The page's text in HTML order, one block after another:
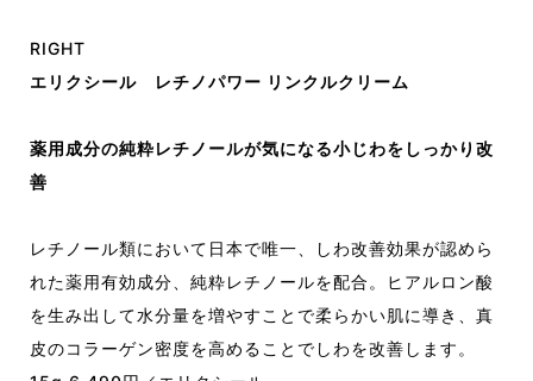
RIGHT
エリクシール レチノパワー リンクルクリーム
薬用成分の純粋レチノールが気になる小じわをしっかり改
善
レチノール類において日本で唯一、しわ改善効果が認めら
れた薬用有効成分、純粋レチノールを配合。ヒアルロン酸
を生み出して水分量を増やすことで柔らかい肌に導き、真
皮のコラーゲン密度を高めることでしわを改善します。